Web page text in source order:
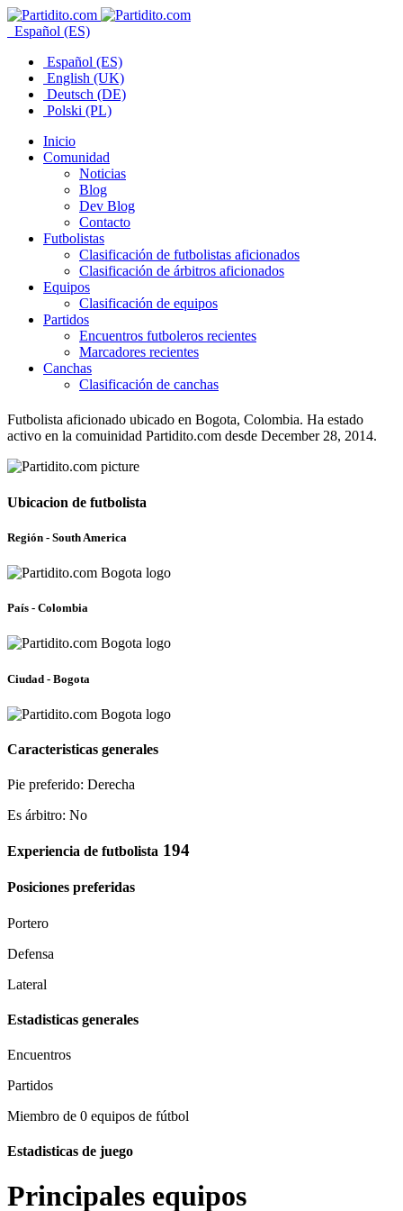
Español (ES)
Español (ES)
English (UK)
Deutsch (DE)
Polski (PL)
Inicio
Comunidad
Noticias
Blog
Dev Blog
Contacto
Futbolistas
Clasificación de futbolistas aficionados
Clasificación de árbitros aficionados
Equipos
Clasificación de equipos
Partidos
Encuentros futboleros recientes
Marcadores recientes
Canchas
Clasificación de canchas
Futbolista aficionado ubicado en Bogota, Colombia. Ha estado
activo en la comuinidad Partidito.com desde December 28, 2014.
Ubicacion de futbolista
Región - South America
País - Colombia
Ciudad - Bogota
Caracteristicas generales
Pie preferido: Derecha
Es árbitro: No
Experiencia de futbolista 194
Posiciones preferidas
Portero
Defensa
Lateral
Estadisticas generales
Encuentros
Partidos
Miembro de 0 equipos de fútbol
Estadisticas de juego
Principales equipos